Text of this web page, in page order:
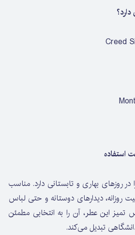
Creed
استفاده
در روزهای بهاری و تابستانی دارد. مناسب
روزانه، دیدارهای دوستانه و حتی لباس
این عطر، آن را به انتخابی مطمئن
تبدیل می‌کند.